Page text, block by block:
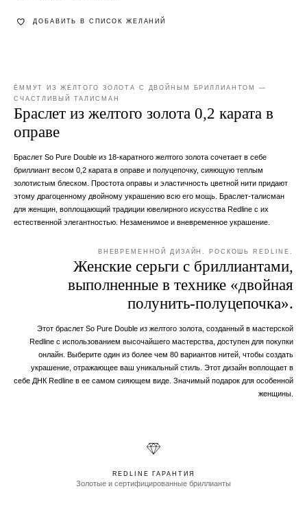
ДОБАВИТЬ В СПИСОК ЖЕЛАНИЙ
ЁММУТ ИЗ ЖЁЛТОГО ЗОЛОТА С ДВОЙНЫМ БРИЛЛИАНТОМ —
СЧАСТЛИВЫЙ ТАЛИСМАН
Браслет из желтого золота 0,2 карата в
оправе
Браслет So Pure Double из 18-каратного желтого золота сочетает в себе
бриллиант весом 0,2 карата в оправе и полуцепочку, сияющую теплым
золотистым блеском. Простота оправы и эластичность цветной нити придают
этому драгоценному двойному украшению всю его мощь. Браслет-талисман
для женщин, воплощающий традиции ювелирного искусства Redline с их
естественной элегантностью. Незаменимое и вневременное украшение.
ВНЕВРЕМЕННОЙ ДИЗАЙН. РОСКОШЬ REDLINE.
Женские серьги с бриллиантами,
выполненные в технике «двойная
полунить-полуцепочка».
Этот браслет So Pure Double из желтого золота, созданный в мастерской
Redline с использованием высочайшего мастерства, доступен для покупки
онлайн. Выберите один из более чем 80 вариантов нитей, чтобы создать
украшение, отражающее ваш уникальный стиль. Этот дизайн воплощает в
себе ДНК Redline в ее самом сияющем виде. Значимый подарок для особенной
женщины.
REDLINE ГАРАНТИЯ
Золотые и сертифицированные бриллианты